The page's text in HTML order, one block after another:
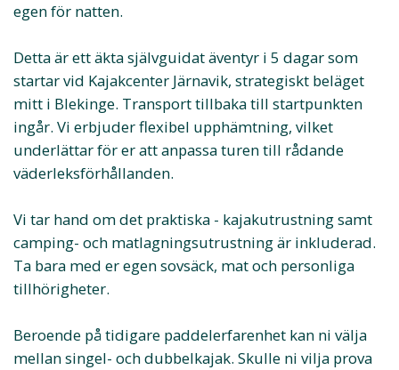
egen för natten.
Detta är ett äkta självguidat äventyr i 5 dagar som
startar vid Kajakcenter Järnavik, strategiskt beläget
mitt i Blekinge. Transport tillbaka till startpunkten
ingår. Vi erbjuder flexibel upphämtning, vilket
underlättar för er att anpassa turen till rådande
väderleksförhållanden.
Vi tar hand om det praktiska - kajakutrustning samt
camping- och matlagningsutrustning är inkluderad.
Ta bara med er egen sovsäck, mat och personliga
tillhörigheter.
Beroende på tidigare paddelerfarenhet kan ni välja
mellan singel- och dubbelkajak. Skulle ni vilja prova